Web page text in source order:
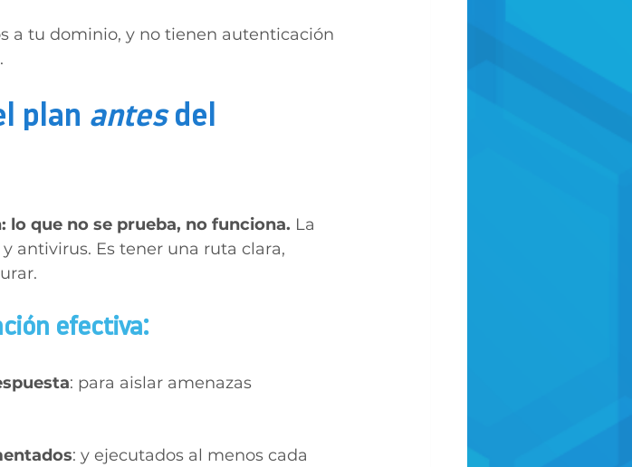
a tu dominio, y no tienen autenticación
plan antes del
lo que no se prueba, no funciona. La
antivirus. Es tener una ruta clara,
efectiva:
: para aislar amenazas
: y ejecutados al menos cada